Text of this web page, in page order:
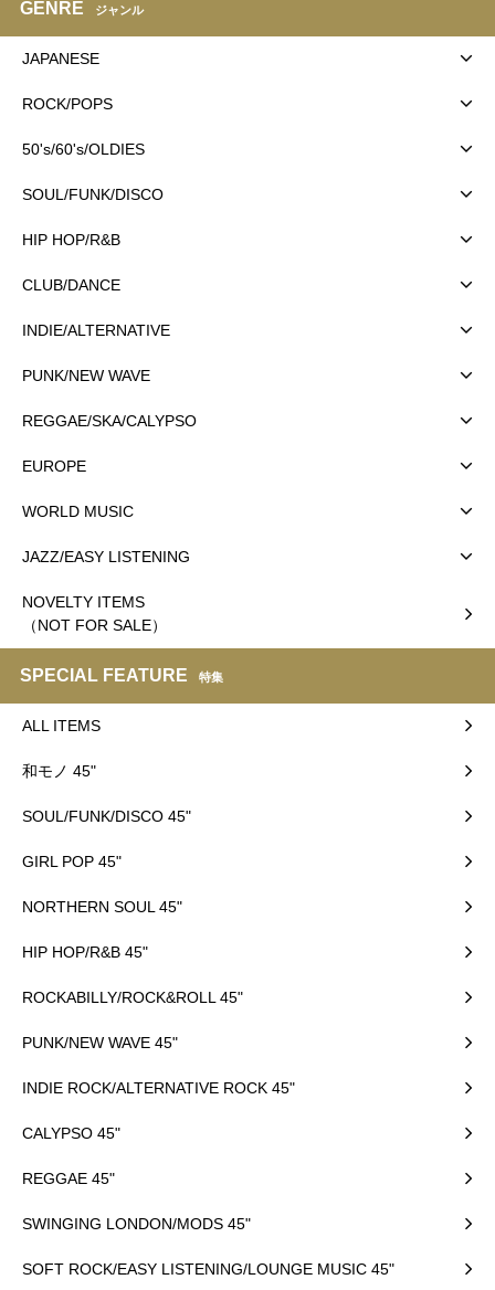
GENRE ジャンル
JAPANESE
ROCK/POPS
50's/60's/OLDIES
SOUL/FUNK/DISCO
HIP HOP/R&B
CLUB/DANCE
INDIE/ALTERNATIVE
PUNK/NEW WAVE
REGGAE/SKA/CALYPSO
EUROPE
WORLD MUSIC
JAZZ/EASY LISTENING
NOVELTY ITEMS
（NOT FOR SALE）
SPECIAL FEATURE 特集
ALL ITEMS
和モノ 45"
SOUL/FUNK/DISCO 45"
GIRL POP 45"
NORTHERN SOUL 45"
HIP HOP/R&B 45"
ROCKABILLY/ROCK&ROLL 45"
PUNK/NEW WAVE 45"
INDIE ROCK/ALTERNATIVE ROCK 45"
CALYPSO 45"
REGGAE 45"
SWINGING LONDON/MODS 45"
SOFT ROCK/EASY LISTENING/LOUNGE MUSIC 45"